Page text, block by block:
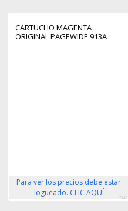
CARTUCHO MAGENTA
ORIGINAL PAGEWIDE 913A
Para ver los precios debe estar
logueado. CLIC AQUÍ
3943